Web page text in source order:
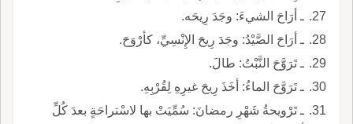
ـ أرَاحَ الشيءَ: وجَدَ رِيحَه.
ـ أرَاحَ الصَّيْدُ: وجَدَ رِيحَ الإِنْسِيِّ، كأرْوَحَ.
ـ تَرَوَّحَ النَّبْتُ: طالَ.
ـ تَرَوَّحَ الماءُ: أخَذَ رِيحَ غيرِهِ لِقُرْبِهِ.
ـ تَرْويحةُ شَهْرِ رمضانَ: سُمِّيَتْ بها لاسْتراحَةٍ بعدَ كُلِّ